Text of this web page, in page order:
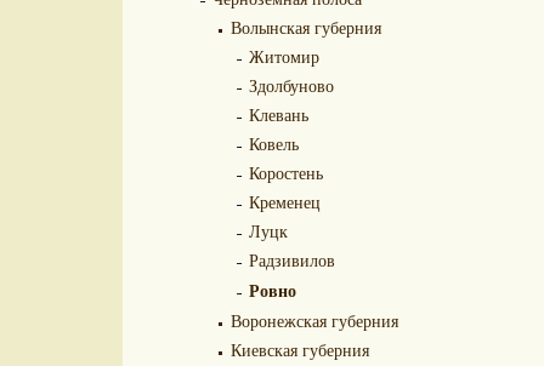
Волынская губерния
Житомир
Здолбуново
Клевань
Ковель
Коростень
Кременец
Луцк
Радзивилов
Ровно
Воронежская губерния
Киевская губерния